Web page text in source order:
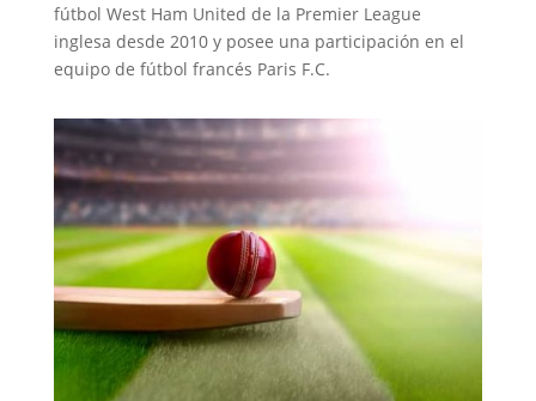
fútbol West Ham United de la Premier League
inglesa desde 2010 y posee una participación en el
equipo de fútbol francés Paris F.C.